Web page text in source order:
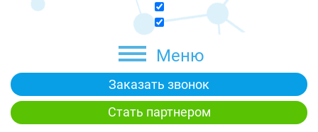
Меню
Заказать звонок
Стать партнером